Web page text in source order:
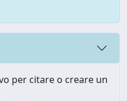
per citare o creare un